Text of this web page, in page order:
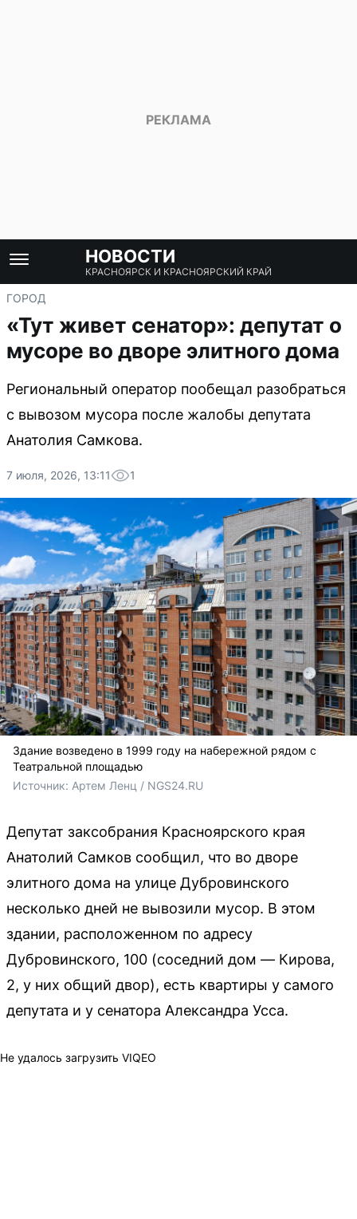
НОВОСТИ
КРАСНОЯРСК И КРАСНОЯРСКИЙ КРАЙ
ГОРОД
«Тут живет сенатор»: депутат о
мусоре во дворе элитного дома
Региональный оператор пообещал разобраться
с вывозом мусора после жалобы депутата
Анатолия Самкова.
7 июля, 2026, 13:11 1
Здание возведено в 1999 году на набережной рядом с
Театральной площадью
Источник: Артем Ленц / NGS24.RU
Депутат заксобрания Красноярского края
Анатолий Самков сообщил, что во дворе
элитного дома на улице Дубровинского
несколько дней не вывозили мусор. В этом
здании, расположенном по адресу
Дубровинского, 100 (соседний дом — Кирова,
2, у них общий двор), есть квартиры у самого
депутата и у сенатора Александра Усса.
Не удалось загрузить VIQEO